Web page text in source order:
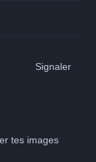
Signaler
tes images